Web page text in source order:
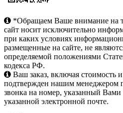
*Обращаем Ваше внимание на
сайт носит исключительно
при каких условиях
размещенные на сайте, не
определяемой положениями
кодекса РФ.
Ваш заказ, включая стоимость
подтвержден нашим менеджером
звонка на номер, указанный Вами
указанной электронной почте.